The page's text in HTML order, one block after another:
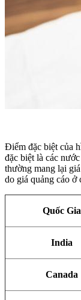
Điểm đặc biệt của
đặc biệt là các
thường mang lại
do giá quảng cáo ở
Quốc Gia
India
Canada